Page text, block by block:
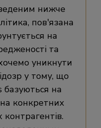
нижче
пов'язана
на
та
уникнути
у тому, що
базуються на
конкретних